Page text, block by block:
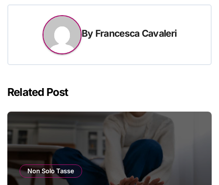
By Francesca Cavaleri
Related Post
Non Solo Tasse